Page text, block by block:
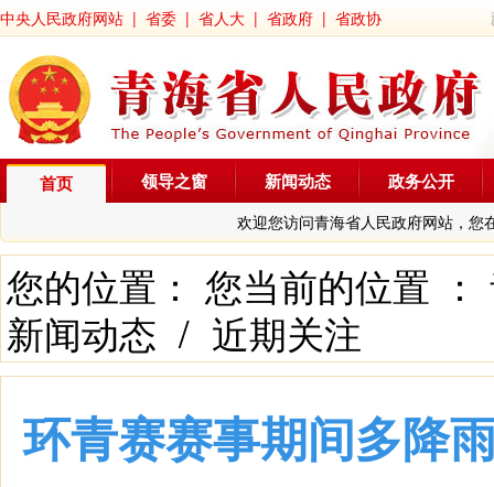
中央人民政府网站 | 省委 | 省人大 | 省政府 | 省政协
首页
欢迎您访问青海省人民政府网站，您
领导之窗 新闻动态 政务公开
您的位置： 您当前的位置 ：
新闻动态 / 近期关注
环青赛赛事期间多降